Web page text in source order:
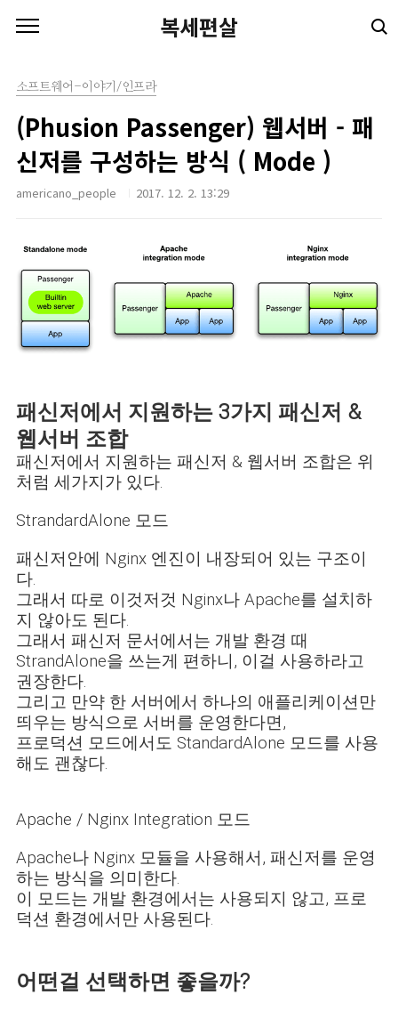
복세편살
소프트웨어-이야기/인프라
(Phusion Passenger) 웹서버 - 패
신저를 구성하는 방식 ( Mode )
americano_people 2017. 12. 2. 13:29
패신저에서 지원하는 3가지 패신저 &
웹서버 조합
패신저에서 지원하는 패신저 & 웹서버 조합은 위
처럼 세가지가 있다.
StrandardAlone 모드
패신저안에 Nginx 엔진이 내장되어 있는 구조이
다.
그래서 따로 이것저것 Nginx나 Apache를 설치하
지 않아도 된다.
그래서 패신저 문서에서는 개발 환경 때
StrandAlone을 쓰는게 편하니, 이걸 사용하라고
권장한다.
그리고 만약 한 서버에서 하나의 애플리케이션만
띄우는 방식으로 서버를 운영한다면,
프로덕션 모드에서도 StandardAlone 모드를 사용
해도 괜찮다.
Apache / Nginx Integration 모드
Apache나 Nginx 모듈을 사용해서, 패신저를 운영
하는 방식을 의미한다.
이 모드는 개발 환경에서는 사용되지 않고, 프로
덕션 환경에서만 사용된다.
어떤걸 선택하면 좋을까?